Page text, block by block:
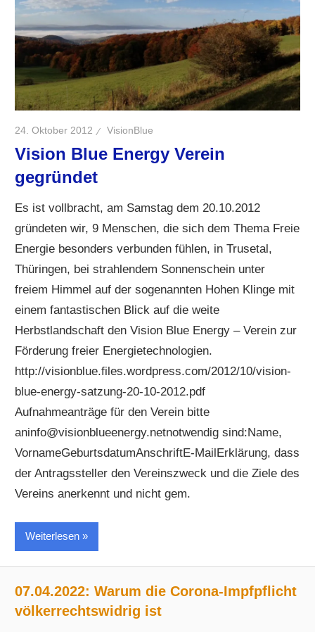
24. Oktober 2012 VisionBlue
Vision Blue Energy Verein
gegründet
Es ist vollbracht, am Samstag dem 20.10.2012
gründeten wir, 9 Menschen, die sich dem Thema Freie
Energie besonders verbunden fühlen, in Trusetal,
Thüringen, bei strahlendem Sonnenschein unter
freiem Himmel auf der sogenannten Hohen Klinge mit
einem fantastischen Blick auf die weite
Herbstlandschaft den Vision Blue Energy – Verein zur
Förderung freier Energietechnologien.
http://visionblue.files.wordpress.com/2012/10/vision-
blue-energy-satzung-20-10-2012.pdf
Aufnahmeanträge für den Verein bitte
aninfo@visionblueenergy.netnotwendig sind:Name,
VornameGeburtsdatumAnschriftE-MailErklärung, dass
der Antragssteller den Vereinszweck und die Ziele des
Vereins anerkennt und nicht gem.
Weiterlesen
07.04.2022: Warum die Corona-Impfpflicht
völkerrechtswidrig ist